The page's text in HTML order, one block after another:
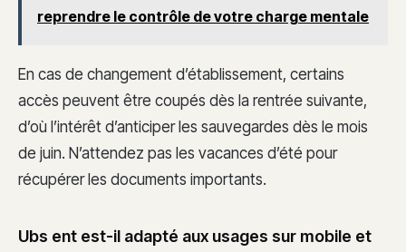
reprendre le contrôle de votre charge mentale
En cas de changement d’établissement, certains
accès peuvent être coupés dès la rentrée suivante,
d’où l’intérêt d’anticiper les sauvegardes dès le mois
de juin. N’attendez pas les vacances d’été pour
récupérer les documents importants.
Ubs ent est-il adapté aux usages sur mobile et